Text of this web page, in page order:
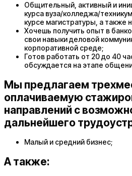
Общительный, активный и
курса вуза/колледжа/
курсе магистратуры, а также
Хочешь получить опыт в
свои навыки деловой
корпоративной среде;
Готов работать от 20 до 40
обсуждается на этапе
Мы предлагаем
оплачиваемую
направлений с
дальнейшего
Малый и средний бизнес;
А также: